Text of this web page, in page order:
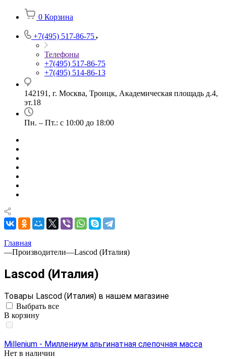
0 Корзина
+7(495) 517-86-75
Телефоны
+7(495) 517-86-75
+7(495) 514-86-13
142191, г. Москва, Троицк, Академическая площадь д.4,
эт.18
Пн. – Пт.: с 10:00 до 18:00
Главная
—Производители—Lascod (Италия)
Lascod (Италия)
Товары Lascod (Италия) в нашем магазине
Выбрать все
В корзину
Millenium - Миллениум альгинатная слепочная масса
Нет в наличии